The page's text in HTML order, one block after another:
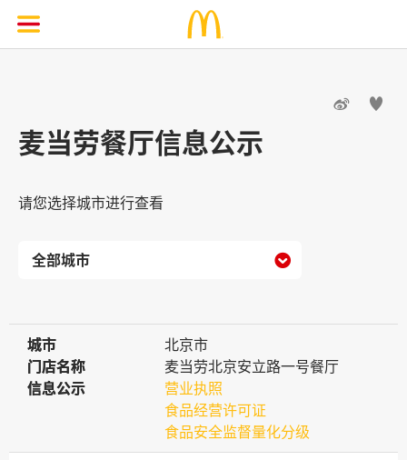
 
麦当劳餐厅信息公示
请您选择城市进行查看

城市
城市
北京市
门店名称
门店名称
麦当劳北京安立路一号餐厅
信息公示
信息公示
营业执照
食品经营许可证
食品安全监督量化分级